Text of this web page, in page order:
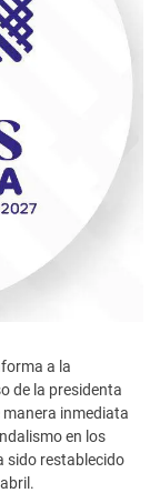
a la
de la presidenta
manera inmediata
en los
sido restablecido